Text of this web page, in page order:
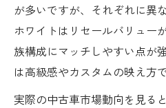
が多いですが、それぞれに異
ホワイトはリセールバリュー
族構成にマッチしやすい点が
は高級感やカスタムの映え方
実際の中古車市場動向を見る